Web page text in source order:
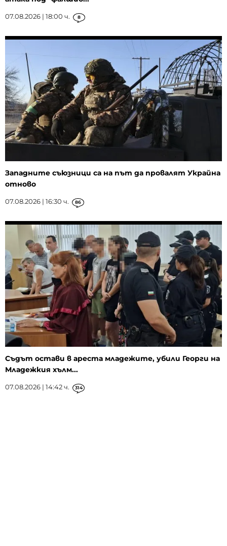
07.08.2026 | 18:00 ч. 8
Западните съюзници са на път да провалят Украйна
отново
07.08.2026 | 16:30 ч. 86
Съдът остави в ареста младежите, убили Георги на
Младежкия хълм...
07.08.2026 | 14:42 ч. 314